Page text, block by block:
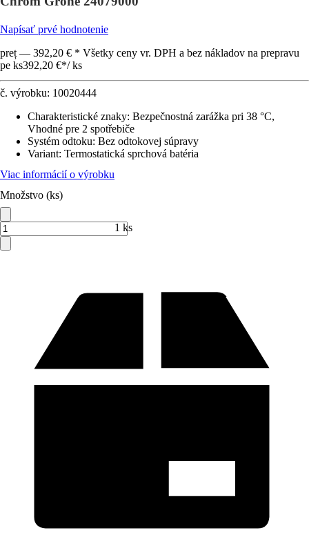
Napísať prvé hodnotenie
preț — 392,20 € * Všetky ceny vr. DPH a bez nákladov na prepravu
pe ks392,20 €*/ ks
č. výrobku: 10020444
Charakteristické znaky: Bezpečnostná zarážka pri 38 °C,
Vhodné pre 2 spotřebiče
Systém odtoku: Bez odtokovej súpravy
Variant: Termostatická sprchová batéria
Viac informácií o výrobku
Množstvo (ks)
1 ks